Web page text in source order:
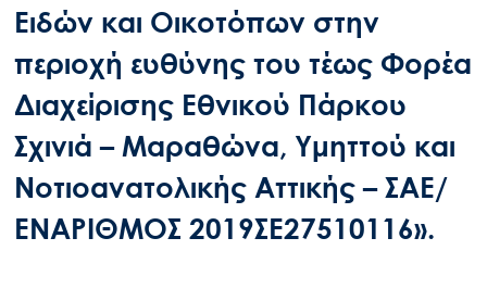
Ειδών και Οικοτόπων στην
περιοχή ευθύνης του τέως Φορέα
Διαχείρισης Εθνικού Πάρκου
Σχινιά – Μαραθώνα, Υμηττού και
Νοτιοανατολικής Αττικής – ΣΑΕ/
ΕΝΑΡΙΘΜΟΣ 2019ΣΕ27510116».